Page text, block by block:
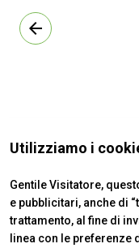
arrow_back
Utilizziamo i
Gentile Visitatore,
e pubblicitari, anche di
trattamento, al fine di
linea con le preferenze